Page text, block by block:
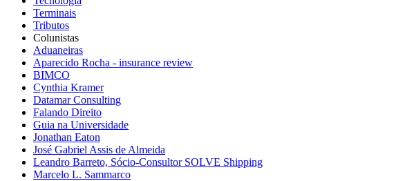
Terminais
Tributos
Colunistas
Aduaneiras
Aparecido Rocha - insurance review
BIMCO
Cynthia Kramer
Datamar Consulting
Falando Direito
Guia na Universidade
Jonathan Eaton
José Gabriel Assis de Almeida
Leandro Barreto, Sócio-Consultor SOLVE Shipping
Marcelo L. Sammarco